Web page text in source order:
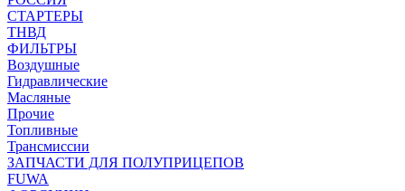
СТАРТЕРЫ
ТНВД
ФИЛЬТРЫ
Воздушные
Гидравлические
Масляные
Прочие
Топливные
Трансмиссии
ЗАПЧАСТИ ДЛЯ ПОЛУПРИЦЕПОВ
FUWA